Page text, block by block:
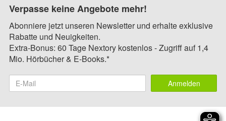
Verpasse keine Angebote mehr!
Abonniere jetzt unseren Newsletter und erhalte exklusive
Rabatte und Neuigkeiten.
Extra-Bonus: 60 Tage Nextory kostenlos - Zugriff auf 1,4
Mio. Hörbücher & E-Books.*
Anmelden